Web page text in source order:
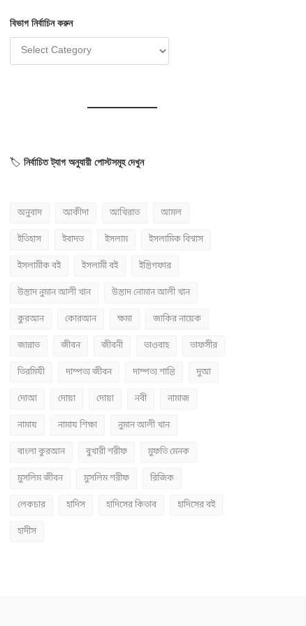
বিভাগ নির্বাচিনকরুন
🏷️ নির্বাচিত ট্যাগ অনুযায়ী পোস্টসমূহ দেখুন
অনুবাদ আকীদা আখিরাত আমল
ইতিহাস ইবাদত ইসলাম ইসলামিক বিশ্বাস
ইসলামীক বই ইসলামী বই ইস্তিগফার
উস্তাদ নুমান আলী খান উস্তাদ নোমান আলী খান
কুরআন কোরআন ক্ষমা জাকির নায়েক
জান্নাত জীবন জীবনী তাওবাহ তাফসীর
তিরমিযী দাম্পত্য জীবন দাম্পত্য শান্তি দুআ
দোআ দোয়া দোয়া নবী নামাজ
নামায নামায শিক্ষা নুমান আলী খান
বাংলা কুরআন বুখারী শরীফ মুফতি মেনক
মুসলিম জীবন মুসলিম শরীফ রিজিক
লেকচার হাদিস হাদিসের কিতাব হাদিসের বই
হাদীস